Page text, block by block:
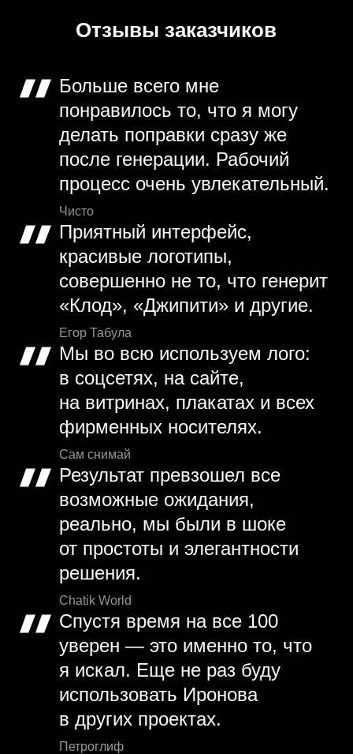
Отзывы заказчиков
Больше всего мне
понравилось то, что я могу
делать поправки сразу же
после генерации. Рабочий
процесс очень увлекательный.
Чисто
Приятный интерфейс,
красивые логотипы,
совершенно не то, что генерит
«Клод», «Джипити» и другие.
Егор Табула
Мы во всю используем лого:
в соцсетях, на сайте,
на витринах, плакатах и всех
фирменных носителях.
Сам снимай
Результат превзошел все
возможные ожидания,
реально, мы были в шоке
от простоты и элегантности
решения.
Chatik World
Спустя время на все 100
уверен — это именно то, что
я искал. Еще не раз буду
использовать Иронова
в других проектах.
Петроглиф